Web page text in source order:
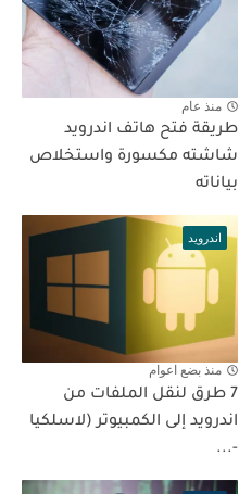
منذ عام
طريقة فتح هاتف اندرويد
شاشته مكسورة واستخلاص
بياناته
اندرويد
منذ بضع اعوام
7 طرق لنقل الملفات من
اندرويد إلى الكمبيوتر (لاسلكيا
-...